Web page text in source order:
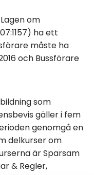
om
ha ett
måste ha
och Bussförare
som
gäller i fem
genomgå en
delkurser om
är Sparsam
& Regler,